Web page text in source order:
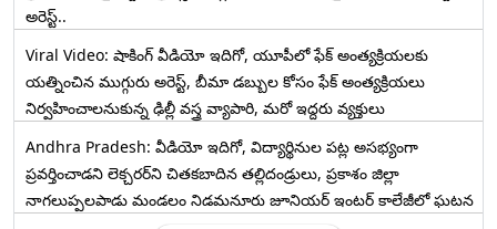
అరెస్ట్..
Viral Video: షాకింగ్ వీడియో ఇదిగో, యూపీలో ఫేక్ అంత్యక్రియలకు
యత్నించిన ముగ్గురు అరెస్ట్, బీమా డబ్బుల కోసం ఫేక్ అంత్యక్రియలు
నిర్వహించాలనుకున్న ఢిల్లీ వస్త్ర వ్యాపారి, మరో ఇద్దరు వ్యక్తులు
Andhra Pradesh: వీడియో ఇదిగో, విద్యార్థినుల పట్ల అసభ్యంగా
ప్రవర్తించాడని లెక్చ‌ర‌ర్‌ని చిత‌క‌బాదిన త‌ల్లిదండ్రులు, ప్రకాశం జిల్లా
నాగలుప్పలపాడు మండలం నిడమనూరు జూనియర్ ఇంటర్ కాలేజీలో ఘటన